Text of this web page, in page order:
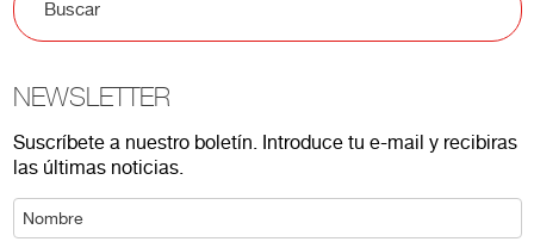
NEWSLETTER
Suscríbete a nuestro boletín. Introduce tu e-mail y recibiras
las últimas noticias.